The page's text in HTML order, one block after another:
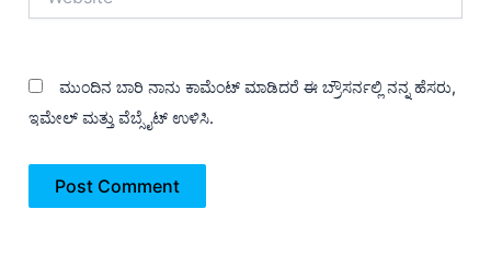
ಮುಂದಿನ ಬಾರಿ ನಾನು ಕಾಮೆಂಟ್ ಮಾಡಿದರೆ ಈ ಬ್ರೌಸರ್ನಲ್ಲಿ ನನ್ನ ಹೆಸರು,
ಇಮೇಲ್ ಮತ್ತು ವೆಬ್ಸೈಟ್ ಉಳಿಸಿ.